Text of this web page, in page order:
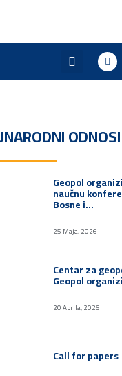
ODNOSI
Geopol
naučnu
Bosne i…
25 Maja, 2026
Centar za
Geopol
20 Aprila, 2026
Call for papers